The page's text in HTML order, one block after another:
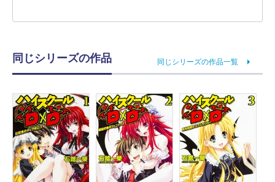
同じシリーズの作品 同じシリーズの作品一覧